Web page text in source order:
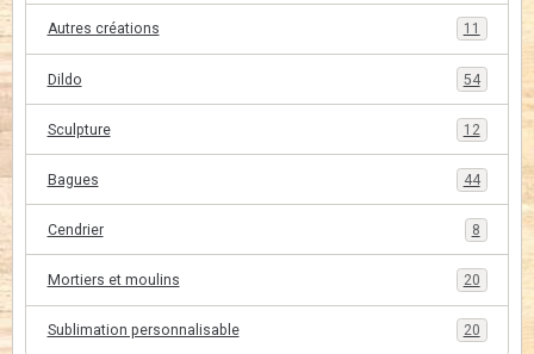
Autres créations 11
Dildo 54
Sculpture 12
Bagues 44
Cendrier 8
Mortiers et moulins 20
Sublimation personnalisable 20